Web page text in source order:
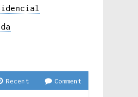
Recent Comment